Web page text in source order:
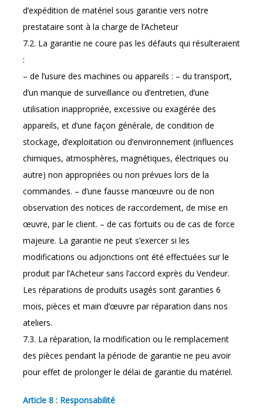
d’expédition de matériel sous garantie vers notre
prestataire sont à la charge de l’Acheteur
7.2. La garantie ne coure pas les défauts qui résulteraient
:
– de l’usure des machines ou appareils : – du transport,
d’un manque de surveillance ou d’entretien, d’une
utilisation inappropriée, excessive ou exagérée des
appareils, et d’une façon générale, de condition de
stockage, d’exploitation ou d’environnement (influences
chimiques, atmosphères, magnétiques, électriques ou
autre) non appropriées ou non prévues lors de la
commandes. – d’une fausse manœuvre ou de non
observation des notices de raccordement, de mise en
œuvre, par le client. – de cas fortuits ou de cas de force
majeure. La garantie ne peut s’exercer si les
modifications ou adjonctions ont été effectuées sur le
produit par l’Acheteur sans l’accord exprès du Vendeur.
Les réparations de produits usagés sont garanties 6
mois, pièces et main d’œuvre par réparation dans nos
ateliers.
7.3. La réparation, la modification ou le remplacement
des pièces pendant la période de garantie ne peu avoir
pour effet de prolonger le délai de garantie du matériel.
Article 8 : Responsabilité